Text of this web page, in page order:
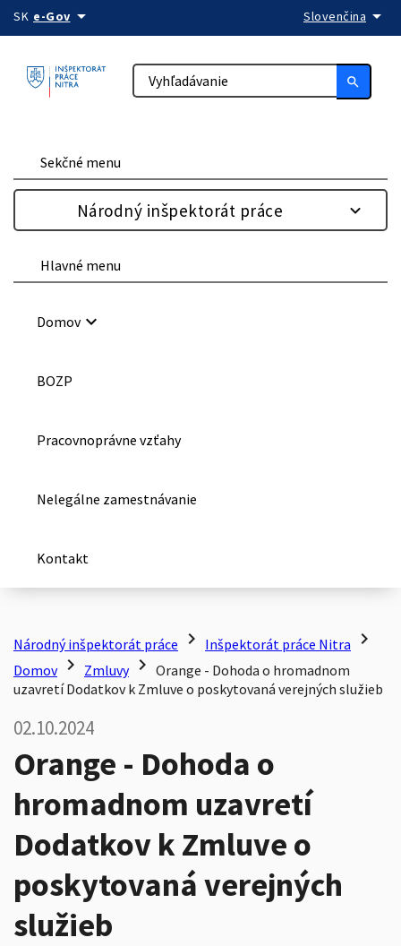
Preskočiť na obsah
SK e-Govarrow_drop_down Slovenčina arrow_drop_down
search
Sekčné menu
Národný inšpektorát práce
Hlavné menu
Domovkeyboard_arrow_down
BOZP
Pracovnoprávne vzťahy
Nelegálne zamestnávanie
Kontakt
Národný inšpektorát práce chevron_right Inšpektorát práce Nitra chevron_right
Domov chevron_right Zmluvy chevron_right Orange - Dohoda o hromadnom
uzavretí Dodatkov k Zmluve o poskytovaná verejných služieb
02.10.2024
Orange - Dohoda o
hromadnom uzavretí
Dodatkov k Zmluve o
poskytovaná verejných
služieb